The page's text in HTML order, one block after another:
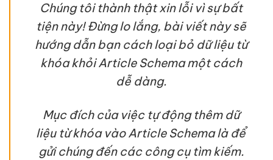
Chúng tôi thành thật xin lỗi vì sự bất
tiện này! Đừng lo lắng, bài viết này sẽ
hướng dẫn bạn cách loại bỏ dữ liệu từ
khóa khỏi Article Schema một cách
dễ dàng.
Mục đích của việc tự động thêm dữ
liệu từ khóa vào Article Schema là để
gửi chúng đến các công cụ tìm kiếm.